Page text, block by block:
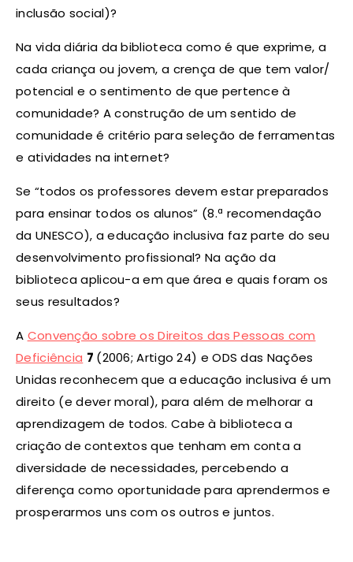
inclusão social)?
Na vida diária da biblioteca como é que exprime, a
cada criança ou jovem, a crença de que tem valor/
potencial e o sentimento de que pertence à
comunidade? A construção de um sentido de
comunidade é critério para seleção de ferramentas
e atividades na internet?
Se “todos os professores devem estar preparados
para ensinar todos os alunos” (8.ª recomendação
da UNESCO), a educação inclusiva faz parte do seu
desenvolvimento profissional? Na ação da
biblioteca aplicou-a em que área e quais foram os
seus resultados?
A Convenção sobre os Direitos das Pessoas com
Deficiência 7 (2006; Artigo 24) e ODS das Nações
Unidas reconhecem que a educação inclusiva é um
direito (e dever moral), para além de melhorar a
aprendizagem de todos. Cabe à biblioteca a
criação de contextos que tenham em conta a
diversidade de necessidades, percebendo a
diferença como oportunidade para aprendermos e
prosperarmos uns com os outros e juntos.